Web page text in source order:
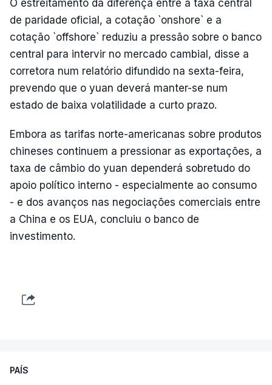
O estreitamento da diferença entre a taxa central
de paridade oficial, a cotação `onshore` e a
cotação `offshore` reduziu a pressão sobre o banco
central para intervir no mercado cambial, disse a
corretora num relatório difundido na sexta-feira,
prevendo que o yuan deverá manter-se num
estado de baixa volatilidade a curto prazo.
Embora as tarifas norte-americanas sobre produtos
chineses continuem a pressionar as exportações, a
taxa de câmbio do yuan dependerá sobretudo do
apoio político interno - especialmente ao consumo
- e dos avanços nas negociações comerciais entre
a China e os EUA, concluiu o banco de
investimento.
PAÍS